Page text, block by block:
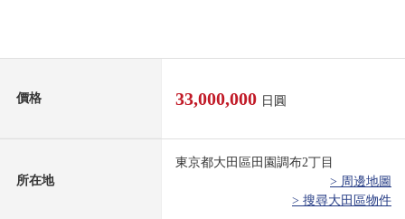
價格 33,000,000 日圓
所在地
東京都大田區田園調布2丁目
> 周邊地圖
> 搜尋大田區物件